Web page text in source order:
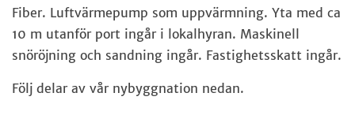
Fiber. Luftvärmepump som uppvärmning. Yta med ca
10 m utanför port ingår i lokalhyran. Maskinell
snöröjning och sandning ingår. Fastighetsskatt ingår.
Följ delar av vår nybyggnation nedan.